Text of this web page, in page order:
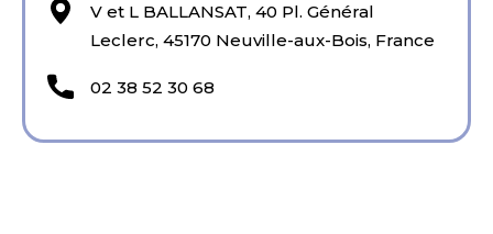
V et L BALLANSAT, 40 Pl. Général
Leclerc, 45170 Neuville-aux-Bois, France
02 38 52 30 68